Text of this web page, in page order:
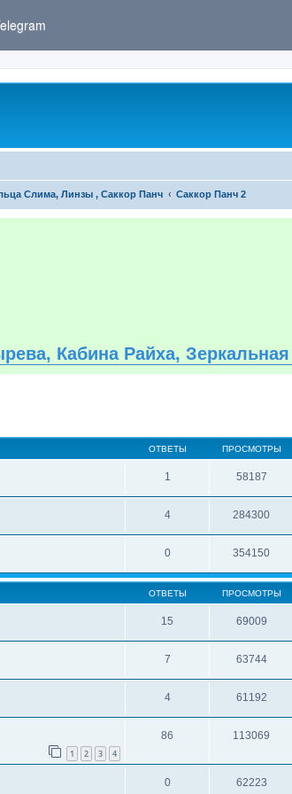
Слима, Линзы , Саккор Панч Саккор Панч 2
Кабина Райха,
ОТВЕТЫ ПРОСМОТРЫ
1 58187
4 284300
0 354150
ОТВЕТЫ ПРОСМОТРЫ
15 69009
7 63744
4 61192
1 2 3 4
86 113069
0 62223